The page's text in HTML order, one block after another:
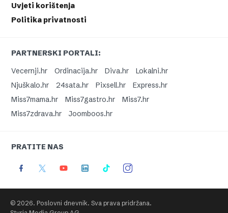
Uvjeti korištenja
Politika privatnosti
PARTNERSKI PORTALI:
Vecernji.hr
Ordinacija.hr Diva.hr
Lokalni.hr
Njuškalo.hr
24sata.hr Pixsell.hr
Express.hr
Miss7mama.hr
Miss7gastro.hr
Miss7.hr
Miss7zdrava.hr
Joomboos.hr
PRATITE NAS
© 2026. Poslovni dnevnik. Sva prava pridržana.